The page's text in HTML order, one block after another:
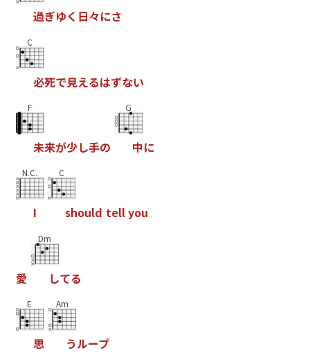
過ぎゆく 日々にさ
C
必死で見えるはずない
F
未来が少し手の
G
中に
N.C.
I
C
should tellyou
愛
Dm
してる
E
思
Am
うループ